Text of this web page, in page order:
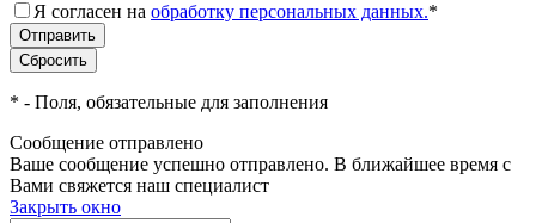
Я согласен на обработку персональных данных.*
* - Поля, обязательные для заполнения
Сообщение отправлено
Ваше сообщение успешно отправлено. В ближайшее время с
Вами свяжется наш специалист
Закрыть окно